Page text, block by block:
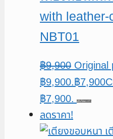
with leather-
NBT01
฿9,900 Original
฿9,900.฿7,900
฿7,900.
หยิบใส่ตะกร้า
ลดราคา!